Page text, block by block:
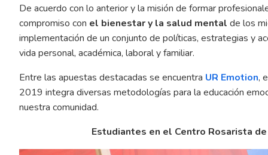
De acuerdo con lo anterior y la misión de formar
compromiso con el bienestar y la salud mental de los
implementación de un conjunto de políticas, estrategias y
vida personal, académica, laboral y familiar.
Entre las apuestas destacadas se encuentra UR Emotion,
2019 integra diversas metodologías para la educación
nuestra comunidad.
Estudiantes en el Centro Rosarista